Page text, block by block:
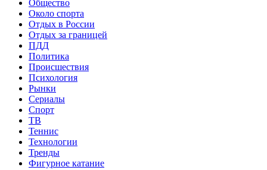
Общество
Около спорта
Отдых в России
Отдых за границей
ПДД
Политика
Происшествия
Психология
Рынки
Сериалы
Спорт
ТВ
Теннис
Технологии
Тренды
Фигурное катание